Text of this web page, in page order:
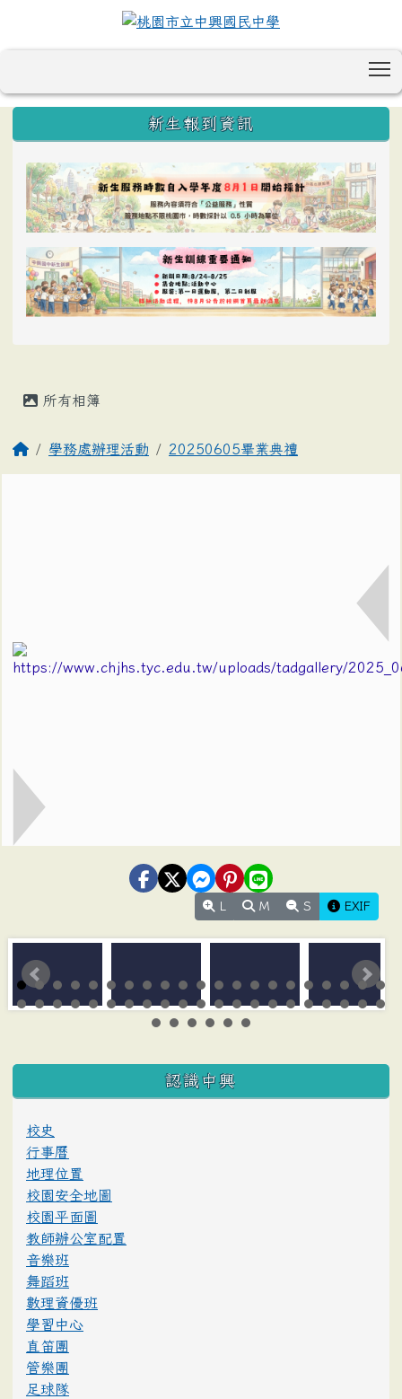
:::
新生報到資訊
所有相簿
學務處辦理活動 20250605畢業典禮
M S EXIF
:::
認識中興
校史
行事曆
地理位置
校園安全地圖
校園平面圖
教師辦公室配置
音樂班
舞蹈班
數理資優班
學習中心
直笛團
管樂團
足球隊